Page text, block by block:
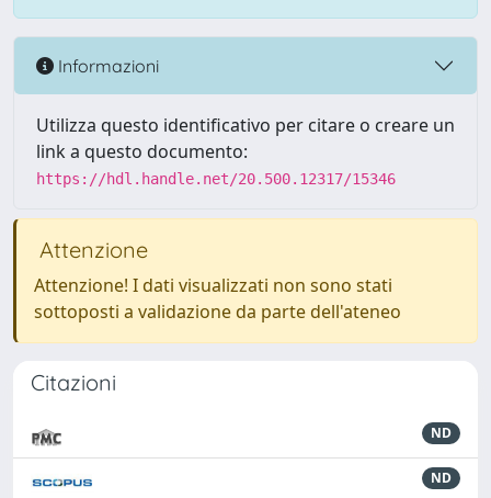
Informazioni
Utilizza questo identificativo per citare o creare un
link a questo documento:
https://hdl.handle.net/20.500.12317/15346
Attenzione
Attenzione! I dati visualizzati non sono stati
sottoposti a validazione da parte dell'ateneo
Citazioni
ND
ND